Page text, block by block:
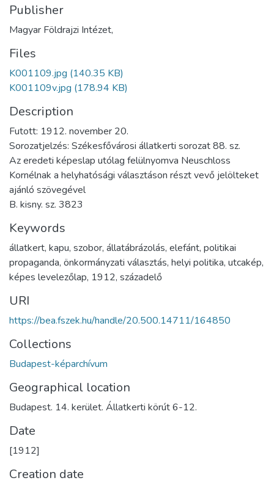
Publisher
Magyar Földrajzi Intézet,
Files
K001109.jpg (140.35 KB)
K001109v.jpg (178.94 KB)
Description
Futott: 1912. november 20.
Sorozatjelzés: Székesfővárosi állatkerti sorozat 88. sz.
Az eredeti képeslap utólag felülnyomva Neuschloss
Kornélnak a helyhatósági választáson részt vevő jelölteket
ajánló szövegével
B. kisny. sz. 3823
Keywords
állatkert, kapu, szobor, állatábrázolás, elefánt, politikai
propaganda, önkormányzati választás, helyi politika, utcakép,
képes levelezőlap, 1912, századelő
URI
https://bea.fszek.hu/handle/20.500.14711/164850
Collections
Budapest-képarchívum
Geographical location
Budapest. 14. kerület. Állatkerti körút 6-12.
Date
[1912]
Creation date